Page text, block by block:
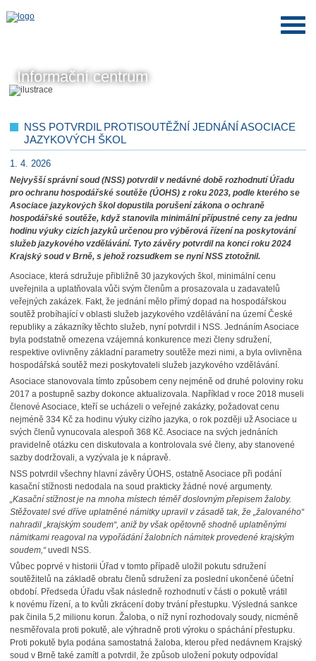
Informační centrum
NSS POTVRDIL PROTISOUTĚŽNÍ JEDNÁNÍ ASOCIACE
JAZYKOVÝCH ŠKOL
1. 4. 2026
Nejvyšší správní soud (NSS) potvrdil v nedávné době rozhodnutí Úřadu
pro ochranu hospodářské soutěže (ÚOHS) z roku 2023, podle kterého se
Asociace jazykových škol dopustila porušení zákona o ochraně
hospodářské soutěže, když stanovila minimální přípustné ceny za jednu
hodinu výuky cizích jazyků určenou pro výběrová řízení na poskytování
služeb jazykového vzdělávání. Tyto závěry potvrdil na konci roku 2024
Krajský soud v Brně, s jehož rozsudkem se nyní NSS ztotožnil.
Asociace, která sdružuje přibližně 30 jazykových škol, minimální cenu
uveřejnila a uplatňovala vůči svým členům a prosazovala u zadavatelů
veřejných zakázek. Fakt, že jednání mělo přímý dopad na hospodářskou
soutěž probíhající v oblasti služeb jazykového vzdělávání na území České
republiky a zákazníky těchto služeb, nyní potvrdil i NSS. Jednáním Asociace
byla podstatně omezena vzájemná konkurence mezi členy sdružení,
respektive ovlivněny základní parametry soutěže mezi nimi, a byla ovlivněna
hospodářská soutěž mezi poskytovateli služeb jazykového vzdělávání.
Asociace stanovovala tímto způsobem ceny nejméně od druhé poloviny roku
2017 a postupně sazby dokonce aktualizovala. Například v roce 2018 museli
členové Asociace, kteří se ucházeli o veřejné zakázky, požadovat cenu
nejméně 334 Kč za hodinu výuky cizího jazyka, o rok později už Asociace u
svých členů vynucovala alespoň 368 Kč. Asociace na svých jednáních
pravidelně otázku cen diskutovala a kontrolovala své členy, aby stanovené
sazby dodržovali, a vyzývala je k nápravě.
NSS potvrdil všechny hlavní závěry ÚOHS, ostatně Asociace při podání
kasační stížnosti nedodala na soud prakticky žádné nové argumenty.
„Kasační stížnost je na mnoha místech téměř doslovným přepisem žaloby.
Stěžovatel své dříve uplatněné námitky upravil v zásadě tak, že „žalovaného“
nahradil „krajským soudem“, aniž by však opětovně shodně uplatněnými
námitkami reagoval na vypořádání žalobních námitek provedené krajským
soudem,“uvedl NSS.
Vůbec poprvé v historii Úřad v tomto případě uložil pokutu sdružení
soutěžitelů na základě obratu členů sdružení za poslední ukončené účetní
období. Předseda Úřadu však následně rozhodnutí v části o pokutě vrátil
k novému řízení, a to kvůli zkrácení doby trvání přestupku. Výsledná sankce
pak činila 5,2 milionu korun. Žaloba, o níž nyní rozhodovaly soudy, nicméně
nesměřovala proti pokutě, ale výhradně proti výroku o spáchání přestupku.
Proti pokutě byla podána samostatná žaloba, kterou před nedávnem Krajský
soud v Brně také zamítl a potvrdil, že způsob uložení pokuty odpovídal